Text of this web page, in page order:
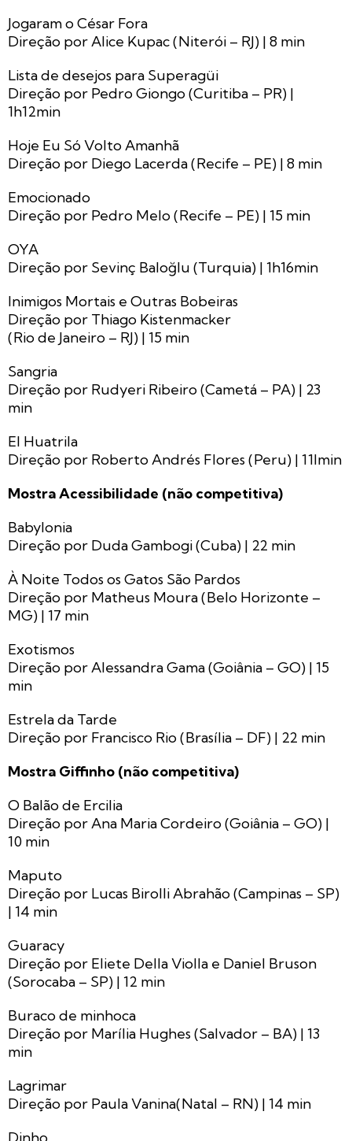
Jogaram o César Fora
Direção por Alice Kupac (Niterói – RJ) | 8 min
Lista de desejos para Superagüi
Direção por Pedro Giongo (Curitiba – PR) |
1h12min
Hoje Eu Só Volto Amanhã
Direção por Diego Lacerda (Recife – PE) | 8 min
Emocionado
Direção por Pedro Melo (Recife – PE) | 15 min
OYA
Direção por Sevinç Baloğlu (Turquia) | 1h16min
Inimigos Mortais e Outras Bobeiras
Direção por Thiago Kistenmacker
(Rio de Janeiro – RJ) | 15 min
Sangria
Direção por Rudyeri Ribeiro (Cametá – PA) | 23
min
El Huatrila
Direção por Roberto Andrés Flores (Peru) | 11lmin
Mostra Acessibilidade (não competitiva)
Babylonia
Direção por Duda Gambogi (Cuba) | 22 min
À Noite Todos os Gatos São Pardos
Direção por Matheus Moura (Belo Horizonte –
MG) | 17 min
Exotismos
Direção por Alessandra Gama (Goiânia – GO) | 15
min
Estrela da Tarde
Direção por Francisco Rio (Brasília – DF) | 22 min
Mostra Giffinho (não competitiva)
O Balão de Ercilia
Direção por Ana Maria Cordeiro (Goiânia – GO) |
10 min
Maputo
Direção por Lucas Birolli Abrahão (Campinas – SP)
| 14 min
Guaracy
Direção por Eliete Della Violla e Daniel Bruson
(Sorocaba – SP) | 12 min
Buraco de minhoca
Direção por Marília Hughes (Salvador – BA) | 13
min
Lagrimar
Direção por Paula Vanina(Natal – RN) | 14 min